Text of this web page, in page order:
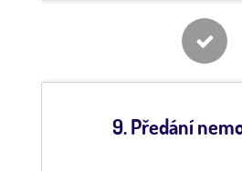
9. Předání